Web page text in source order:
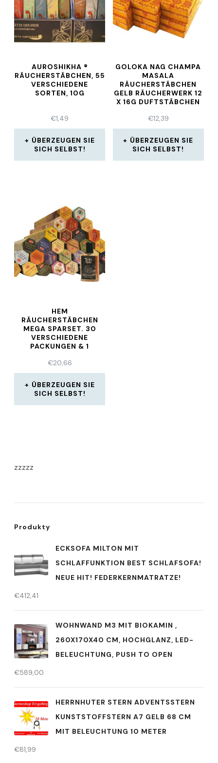
AUROSHIKHA ®
RÄUCHERSTÄBCHEN, 55
VERSCHIEDENE
SORTEN, 10G
€1,49
ÜBERZEUGEN SIE
SICH SELBST!
GOLOKA NAG CHAMPA
MASALA
RÄUCHERSTÄBCHEN
GELB RÄUCHERWERK 12
X 16G DUFTSTÄBCHEN
€12,39
ÜBERZEUGEN SIE
SICH SELBST!
HEM
RÄUCHERSTÄBCHEN
MEGA SPARSET. 30
VERSCHIEDENE
PACKUNGEN & 1
€20,66
ÜBERZEUGEN SIE
SICH SELBST!
zzzzz
Produkty
ECKSOFA MILTON MIT
SCHLAFFUNKTION BEST SCHLAFSOFA!
NEUE HIT! FEDERKERNMATRATZE!
€412,41
WOHNWAND M3 MIT BIOKAMIN ,
260X170X40 CM, HOCHGLANZ, LED-
BELEUCHTUNG, PUSH TO OPEN
€589,00
HERRNHUTER STERN ADVENTSSTERN
KUNSTSTOFFSTERN A7 GELB 68 CM
MIT BELEUCHTUNG 10 METER
€81,99